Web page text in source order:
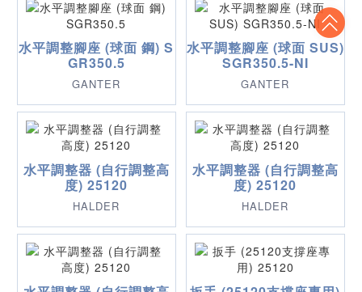
水平調整腳座 (球面 鋼) S
GR350.5
GANTER
水平調整腳座 (球面 SUS)
SGR350.5-NI
GANTER
水平調整器 (自行調整高
度) 25120
HALDER
水平調整器 (自行調整高
度) 25120
HALDER